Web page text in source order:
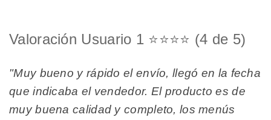
Valoración Usuario 1 ⭐⭐⭐⭐ (4 de 5)
"Muy bueno y rápido el envío, llegó en la fecha
que indicaba el vendedor. El producto es de
muy buena calidad y completo, los menús